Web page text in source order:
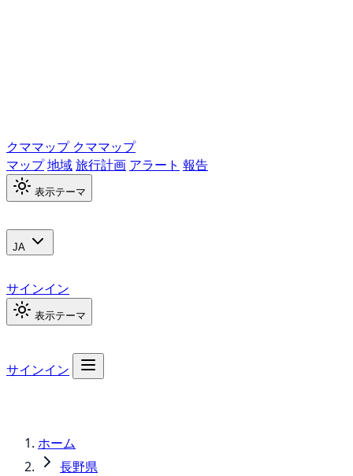
クママップ クママップ
マップ地域旅行計画 アラート 報告
表示テーマ
JA
サインイン
表示テーマ
サインイン
ホーム
長野県